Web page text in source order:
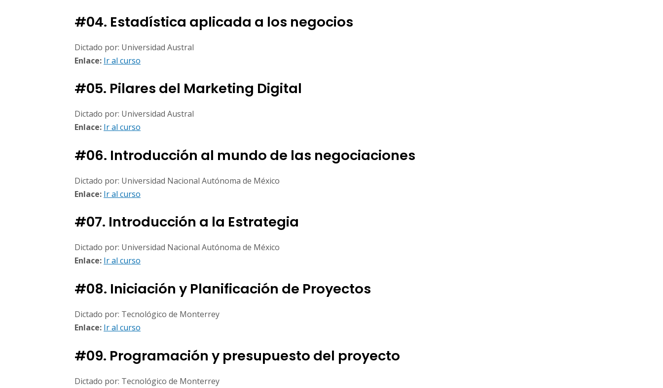
#04. Estadística aplicada a los negocios
Dictado por: Universidad Austral
Enlace: Ir al curso
#05. Pilares del Marketing Digital
Dictado por: Universidad Austral
Enlace: Ir al curso
#06. Introducción al mundo de las negociaciones
Dictado por: Universidad Nacional Autónoma de México
Enlace: Ir al curso
#07. Introducción a la Estrategia
Dictado por: Universidad Nacional Autónoma de México
Enlace: Ir al curso
#08. Iniciación y Planificación de Proyectos
Dictado por: Tecnológico de Monterrey
Enlace: Ir al curso
#09. Programación y presupuesto del proyecto
Dictado por: Tecnológico de Monterrey